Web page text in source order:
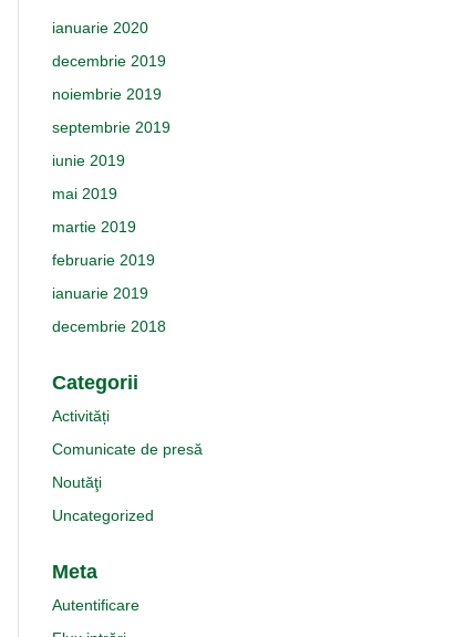
ianuarie 2020
decembrie 2019
noiembrie 2019
septembrie 2019
iunie 2019
mai 2019
martie 2019
februarie 2019
ianuarie 2019
decembrie 2018
Categorii
Activități
Comunicate de presă
Noutăţi
Uncategorized
Meta
Autentificare